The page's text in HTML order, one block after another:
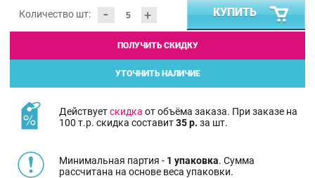
Количество шт: - + КУПИТЬ
ПОЛУЧИТЬ СКИДКУ
УТОЧНИТЬ НАЛИЧИЕ
Действуетскидка от объёма заказа. При заказе на
100 т.р. скидка составит35 р. за шт.
Минимальная партия - 1 упаковка. Сумма
рассчитана на основе веса упаковки.